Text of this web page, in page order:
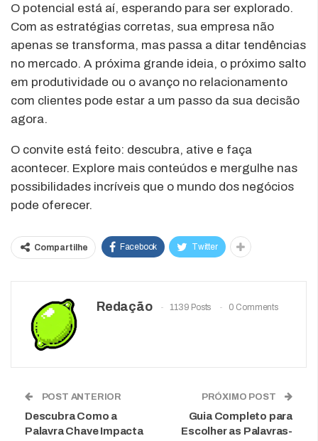
O potencial está aí, esperando para ser explorado.
Com as estratégias corretas, sua empresa não
apenas se transforma, mas passa a ditar tendências
no mercado. A próxima grande ideia, o próximo salto
em produtividade ou o avanço no relacionamento
com clientes pode estar a um passo da sua decisão
agora.
O convite está feito: descubra, ative e faça
acontecer. Explore mais conteúdos e mergulhe nas
possibilidades incríveis que o mundo dos negócios
pode oferecer.
Compartilhe Facebook Twitter
Redação 1139 Posts 0 Comments
POST ANTERIOR
Descubra Como a
Palavra Chave Impacta
PRÓXIMO POST
Guia Completo para
Escolher as Palavras-